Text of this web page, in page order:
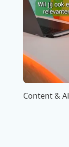
Content & AI